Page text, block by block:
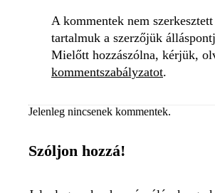
A kommentek nem
tartalmuk a szerzőjük
Mielőtt hozzászólna, kérjük,
kommentszabályzatot.
Jelenleg nincsenek kommentek.
Szóljon hozzá!